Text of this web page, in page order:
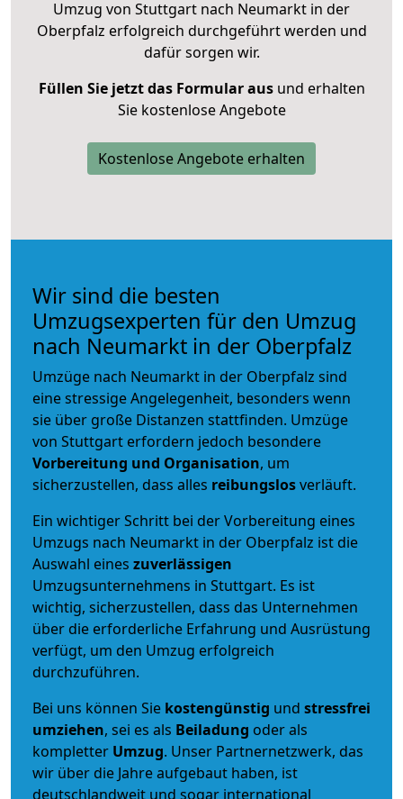
Umzug von Stuttgart nach Neumarkt in der
Oberpfalz erfolgreich durchgeführt werden und
dafür sorgen wir.
Füllen Sie jetzt das Formular ausund erhalten
Sie kostenlose Angebote
Kostenlose Angebote erhalten
Wir sind die besten
Umzugsexperten für den Umzug
nach Neumarkt in der Oberpfalz
Umzüge nach Neumarkt in der Oberpfalz sind
eine stressige Angelegenheit, besonders wenn
sie über große Distanzen stattfinden. Umzüge
von Stuttgart erfordern jedoch besondere
Vorbereitung und Organisation, um
sicherzustellen, dass alles reibungslosverläuft.
Ein wichtiger Schritt bei der Vorbereitung eines
Umzugs nach Neumarkt in der Oberpfalz ist die
Auswahl eines zuverlässigen
Umzugsunternehmens in Stuttgart. Es ist
wichtig, sicherzustellen, dass das Unternehmen
über die erforderliche Erfahrung und Ausrüstung
verfügt, um den Umzug erfolgreich
durchzuführen.
Bei uns können Sie kostengünstig und stressfrei
umziehen, sei es als Beiladung oder als
kompletter Umzug. Unser Partnernetzwerk, das
wir über die Jahre aufgebaut haben, ist
deutschlandweit und sogar international